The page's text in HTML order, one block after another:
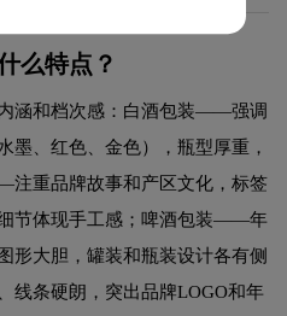
么特点？
涵和档次感：白酒包装——强调
墨、红色、金色），瓶型厚重，
重品牌故事和产区文化，标签
节体现手工感；啤酒包装——年
形大胆，罐装和瓶装设计各有侧
条硬朗，突出品牌LOGO和年